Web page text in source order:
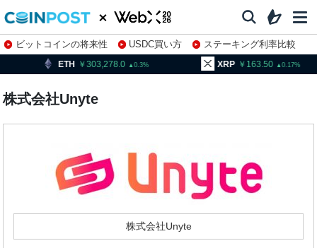
ビットコインの将来性 USDC買い方
ステーキング利率比較
株特集・関連銘柄
303,278.0 0.3 163.50 0.17
株式会社Unyte
株式会社Unyte